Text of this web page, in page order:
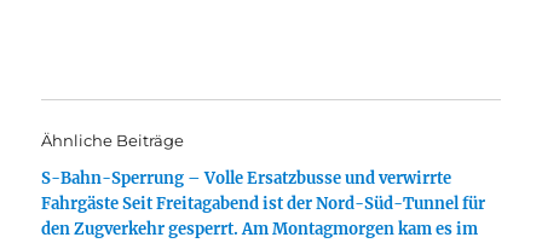
Ähnliche Beiträge
S-Bahn-Sperrung – Volle Ersatzbusse und verwirrte
Fahrgäste Seit Freitagabend ist der Nord-Süd-Tunnel für
den Zugverkehr gesperrt. Am Montagmorgen kam es im